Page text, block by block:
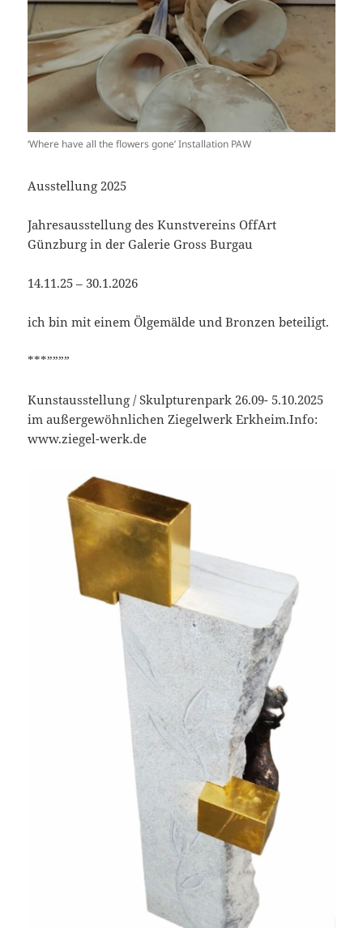
‘Where have all the flowers gone’ Installation PAW
Ausstellung 2025
Jahresausstellung des Kunstvereins OffArt
Günzburg in der Galerie Gross Burgau
14.11.25 – 30.1.2026
ich bin mit einem Ölgemälde und Bronzen beteiligt.
***””””
Kunstausstellung / Skulpturenpark 26.09- 5.10.2025
im außergewöhnlichen Ziegelwerk Erkheim.Info:
www.ziegel-werk.de